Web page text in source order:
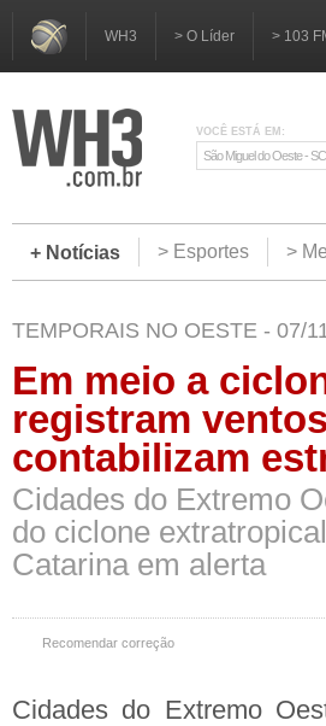
WH3 > O Líder > 103
VOCÊ ESTÁ EM:
São Miguel do Oeste - SC
+ Notícias > Esportes >
TEMPORAIS NO OESTE - 07/
Em meio a
registram
contabilizam
Cidades do Extremo
do ciclone
Catarina em alerta
Recomendar correção
Cidades do Extremo